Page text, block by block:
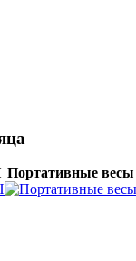
Портативные весы